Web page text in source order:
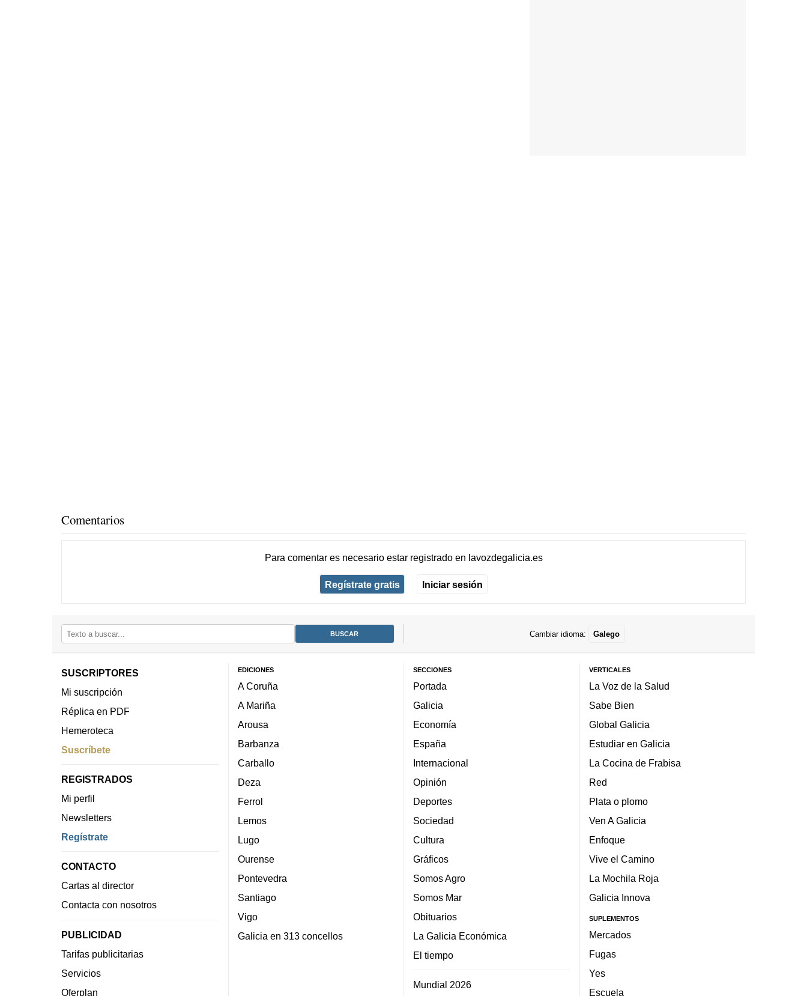
Comentarios
Para comentar es necesario estar registradoen lavozdegalicia.es
Regístrate gratis Iniciar sesión
Cambiar idioma: Galego
SUSCRIPTORES
Mi suscripción
Réplica en PDF
Hemeroteca
Suscríbete
REGISTRADOS
Mi perfil
Newsletters
Regístrate
CONTACTO
Cartas al director
Contacta con nosotros
PUBLICIDAD
Tarifas publicitarias
Servicios
Oferplan
EDICIONES
A Coruña
A Mariña
Arousa
Barbanza
Carballo
Deza
Ferrol
Lemos
Lugo
Ourense
Pontevedra
Santiago
Vigo
Galicia en 313 concellos
SECCIONES
Portada
Galicia
Economía
España
Internacional
Opinión
Deportes
Sociedad
Cultura
Gráficos
Somos Agro
Somos Mar
Obituarios
La Galicia Económica
El tiempo
Mundial 2026
VERTICALES
La Voz de la Salud
Sabe Bien
Global Galicia
Estudiar en Galicia
La Cocina de Frabisa
Red
Plata o plomo
Ven A Galicia
Enfoque
Vive el Camino
La Mochila Roja
Galicia Innova
SUPLEMENTOS
Mercados
Fugas
Yes
Escuela